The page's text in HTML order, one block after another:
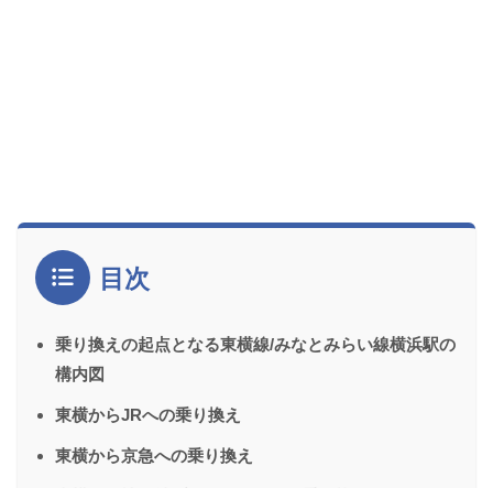
目次
乗り換えの起点となる東横線/みなとみらい線横浜駅の
構内図
東横からJRへの乗り換え
東横から京急への乗り換え